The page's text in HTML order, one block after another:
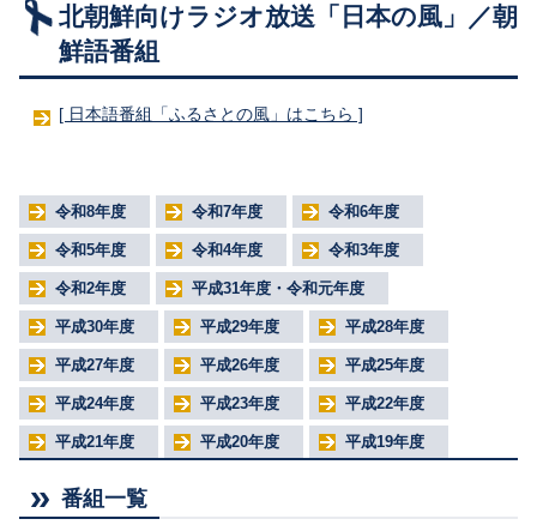
オールジャパンの取組
組織・関連法令等
北朝鮮向けラジオ放送「日本の風」／朝
鮮語番組
[ 日本語番組「ふるさとの風」はこちら ]
令和8年度 令和7年度 令和6年度
令和5年度 令和4年度 令和3年度
令和2年度 平成31年度・令和元年度
平成30年度 平成29年度 平成28年度
平成27年度 平成26年度 平成25年度
平成24年度 平成23年度 平成22年度
平成21年度 平成20年度 平成19年度
番組一覧